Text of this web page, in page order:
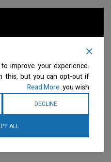
improve your experience.
this, but you can opt-out if
you wish.
Read More
DECLINE
ALL